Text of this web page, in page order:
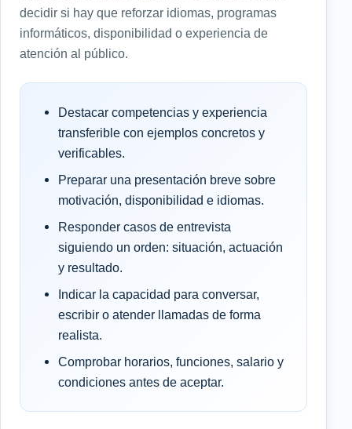
decidir si hay que reforzar idiomas, programas
informáticos, disponibilidad o experiencia de
atención al público.
Destacar competencias y experiencia
transferible con ejemplos concretos y
verificables.
Preparar una presentación breve sobre
motivación, disponibilidad e idiomas.
Responder casos de entrevista
siguiendo un orden: situación, actuación
y resultado.
Indicar la capacidad para conversar,
escribir o atender llamadas de forma
realista.
Comprobar horarios, funciones, salario y
condiciones antes de aceptar.